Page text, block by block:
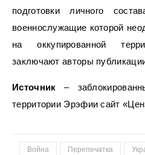
подготовки личного
военнослужащие которой
на оккупированной
заключают авторы
Источник –
территории Эрэфии сайт
Война Перепечатка